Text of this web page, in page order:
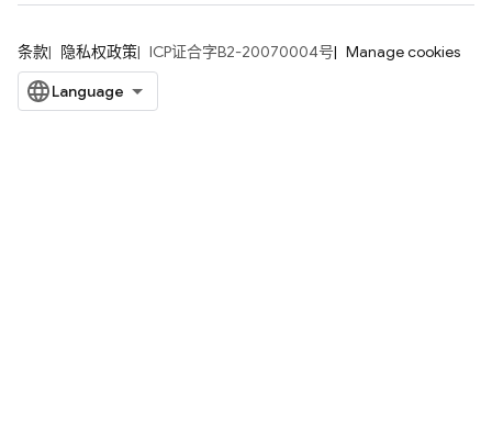
条款 隐私权政策 ICP证合字B2-20070004号 Manage cookies